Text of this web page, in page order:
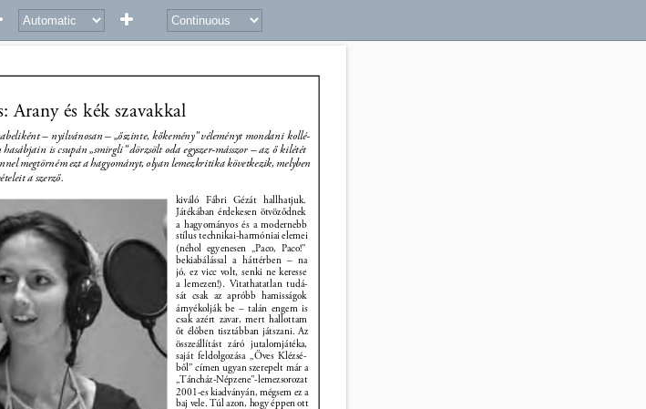
Arany és kék szavakkal
– nyilvánosan – „őszinte, kőkemény” véleményt mondani kollé-
is csupán „smirgli” dörzsölt oda egyszer-másszor – az ő kilétét
megtörném ezt a hagyományt, olyan lemezkritika következik, melyben
a szerző.
kiváló Fábri Gézát hallhatjuk.
Játékában érdekesen ötvöződnek
a hagyományos és a modernebb
stílus technikai-harmóniai elemei
(néhol egyenesen „Paco, Paco!”
bekiabálással a háttérben – na
jó, ez vicc volt, senki ne keresse
a lemezen!). Vitathatatlan tudá-
sát csak az apróbb hamisságok
árnyékolják be – talán engem is
csak azért zavar, mert hallottam
őt élőben tisztábban játszani. Az
összeállítást záró jutalomjátéka,
saját feldolgozása „Öves Klézsé-
ből” címen ugyan szerepelt már a
„Táncház-Népzene”-lemezsorozat
2001-es kiadványán, mégsem ez a
baj vele. Túl azon, hogy éppen ott